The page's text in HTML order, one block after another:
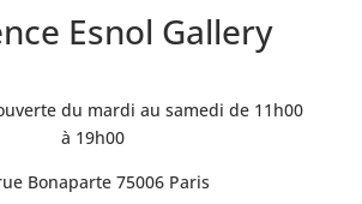
Esnol Gallery
du mardi au samedi de 11h00
à 19h00
Bonaparte 75006 Paris